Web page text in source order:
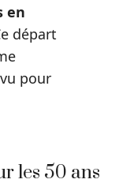
en
départ
pour
les 50 ans